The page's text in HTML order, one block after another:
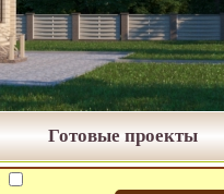
Готовые проекты